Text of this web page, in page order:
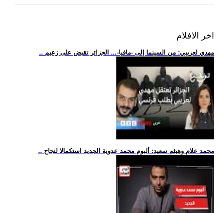
اخر الافلام
.. مهدي لعريبي: من السينما إلى -مافيا-... الجزائر تقبض على زعيم
.. محمد علام وهيثم سعيد: ألبوم محمد عدوية الجديد استكمالا لنجاح